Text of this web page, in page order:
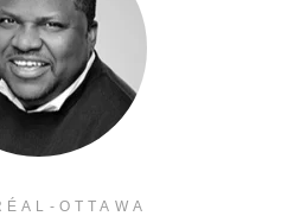
OTTAWA